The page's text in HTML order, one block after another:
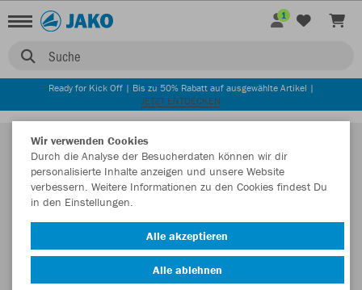
Suche
1
Ready for Kick Off | Bis zu 50% Rabatt auf ausgewählte Artikel |
JETZT ENTDECKEN
Wir verwenden Cookies
Durch die Analyse der Besucherdaten können wir dir
personalisierte Inhalte anzeigen und unsere Website
verbessern. Weitere Informationen zu den Cookies findest Du
in den Einstellungen.
Alle akzeptieren
Alle ablehnen